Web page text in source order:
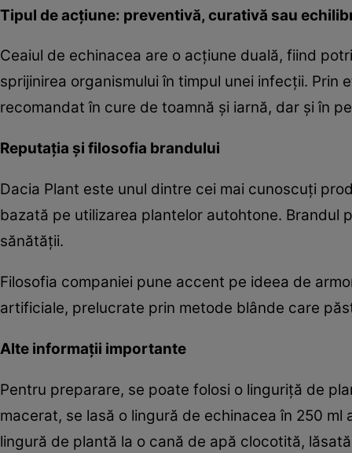
Tipul de acțiune: preventivă, curativă sau
Ceaiul de echinacea are o acțiune duală, fiind
sprijinirea organismului în timpul unei infecții. Prin
recomandat în cure de toamnă și iarnă, dar și în
Reputația și filosofia brandului
Dacia Plant este unul dintre cei mai cunoscuți
bazată pe utilizarea plantelor autohtone. Brandul
sănătății.
Filosofia companiei pune accent pe ideea de
artificiale, prelucrate prin metode blânde care
Alte informații importante
Pentru preparare, se poate folosi o linguriță de
macerat, se lasă o lingură de echinacea în 250
lingură de plantă la o cană de apă clocotită,